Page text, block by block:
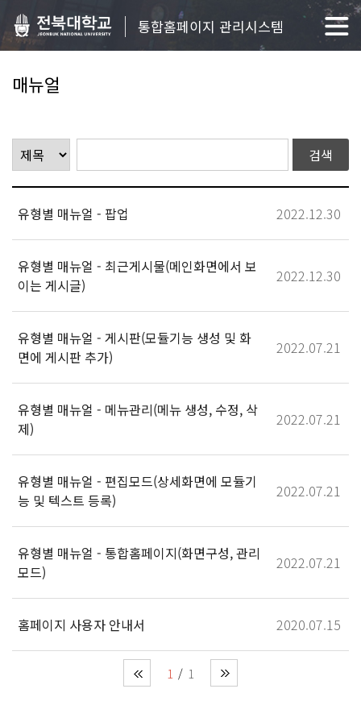
통합홈페이지 관리시스템
매뉴얼
유형별 매뉴얼 - 팝업 2022.12.30
유형별 매뉴얼 - 최근게시물(메인화면에서 보
이는 게시글)
2022.12.30
유형별 매뉴얼 - 게시판(모듈기능 생성 및 화
면에 게시판 추가)
2022.07.21
유형별 매뉴얼 - 메뉴관리(메뉴 생성, 수정, 삭
제)
2022.07.21
유형별 매뉴얼 - 편집모드(상세화면에 모듈기
능 및 텍스트 등록)
2022.07.21
유형별 매뉴얼 - 통합홈페이지(화면구성, 관리
모드)
2022.07.21
홈페이지 사용자 안내서 2020.07.15
1 1